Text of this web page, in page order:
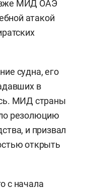
МИД ОАЭ
атакой
судна, его
в
МИД страны
резолюцию
и призвал
открыть
с начала